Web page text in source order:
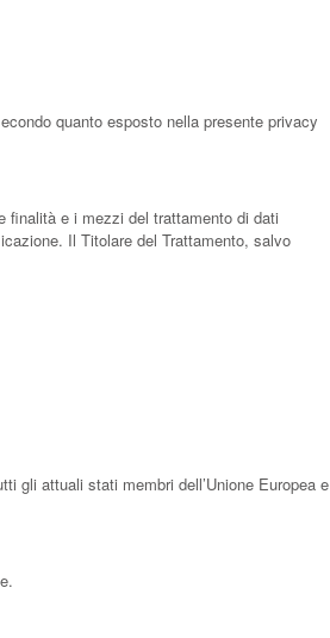
quanto esposto nella presente privacy
finalità e i mezzi del trattamento di dati
Il Titolare del Trattamento, salvo
gli attuali stati membri dell’Unione Europea e